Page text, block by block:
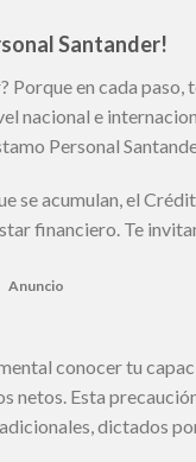
Santander!
Porque en cada
nacional e
Personal
se acumulan, el
financiero. Te
Anuncio
conocer tu
Esta
dictados